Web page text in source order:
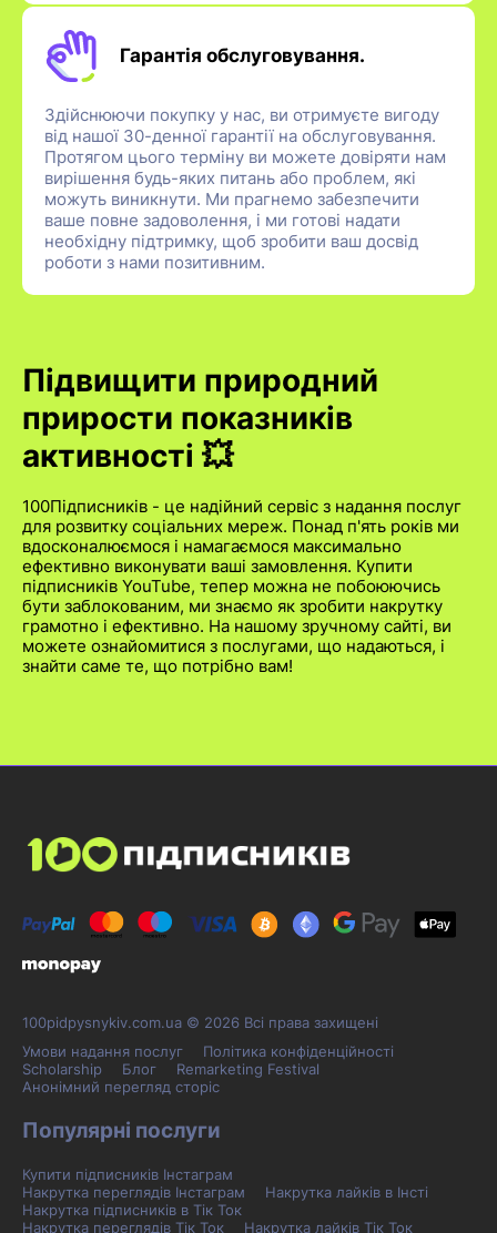
Гарантія обслуговування.
Здійснюючи покупку у нас, ви отримуєте вигоду
від нашої 30-денної гарантії на обслуговування.
Протягом цього терміну ви можете довіряти нам
вирішення будь-яких питань або проблем, які
можуть виникнути. Ми прагнемо забезпечити
ваше повне задоволення, і ми готові надати
необхідну підтримку, щоб зробити ваш досвід
роботи з нами позитивним.
Підвищити природний
прирости показників
активності 💥
100Підписників - це надійний сервіс з надання послуг
для розвитку соціальних мереж. Понад п'ять років ми
вдосконалюємося і намагаємося максимально
ефективно виконувати ваші замовлення. Купити
підписників YouTube, тепер можна не побоюючись
бути заблокованим, ми знаємо як зробити накрутку
грамотно і ефективно. На нашому зручному сайті, ви
можете ознайомитися з послугами, що надаються, і
знайти саме те, що потрібно вам!
100pidpysnykiv.com.ua © 2026 Всі права захищені
Умови надання послуг
Політика конфіденційності
Scholarship
Блог
Remarketing Festival
Анонімний перегляд сторіс
Популярні послуги
Купити підписників Інстаграм
Накрутка переглядів Інстаграм
Накрутка лайків в Інсті
Накрутка підписників в Тік Ток
Накрутка переглядів Тік Ток
Накрутка лайків Тік Ток